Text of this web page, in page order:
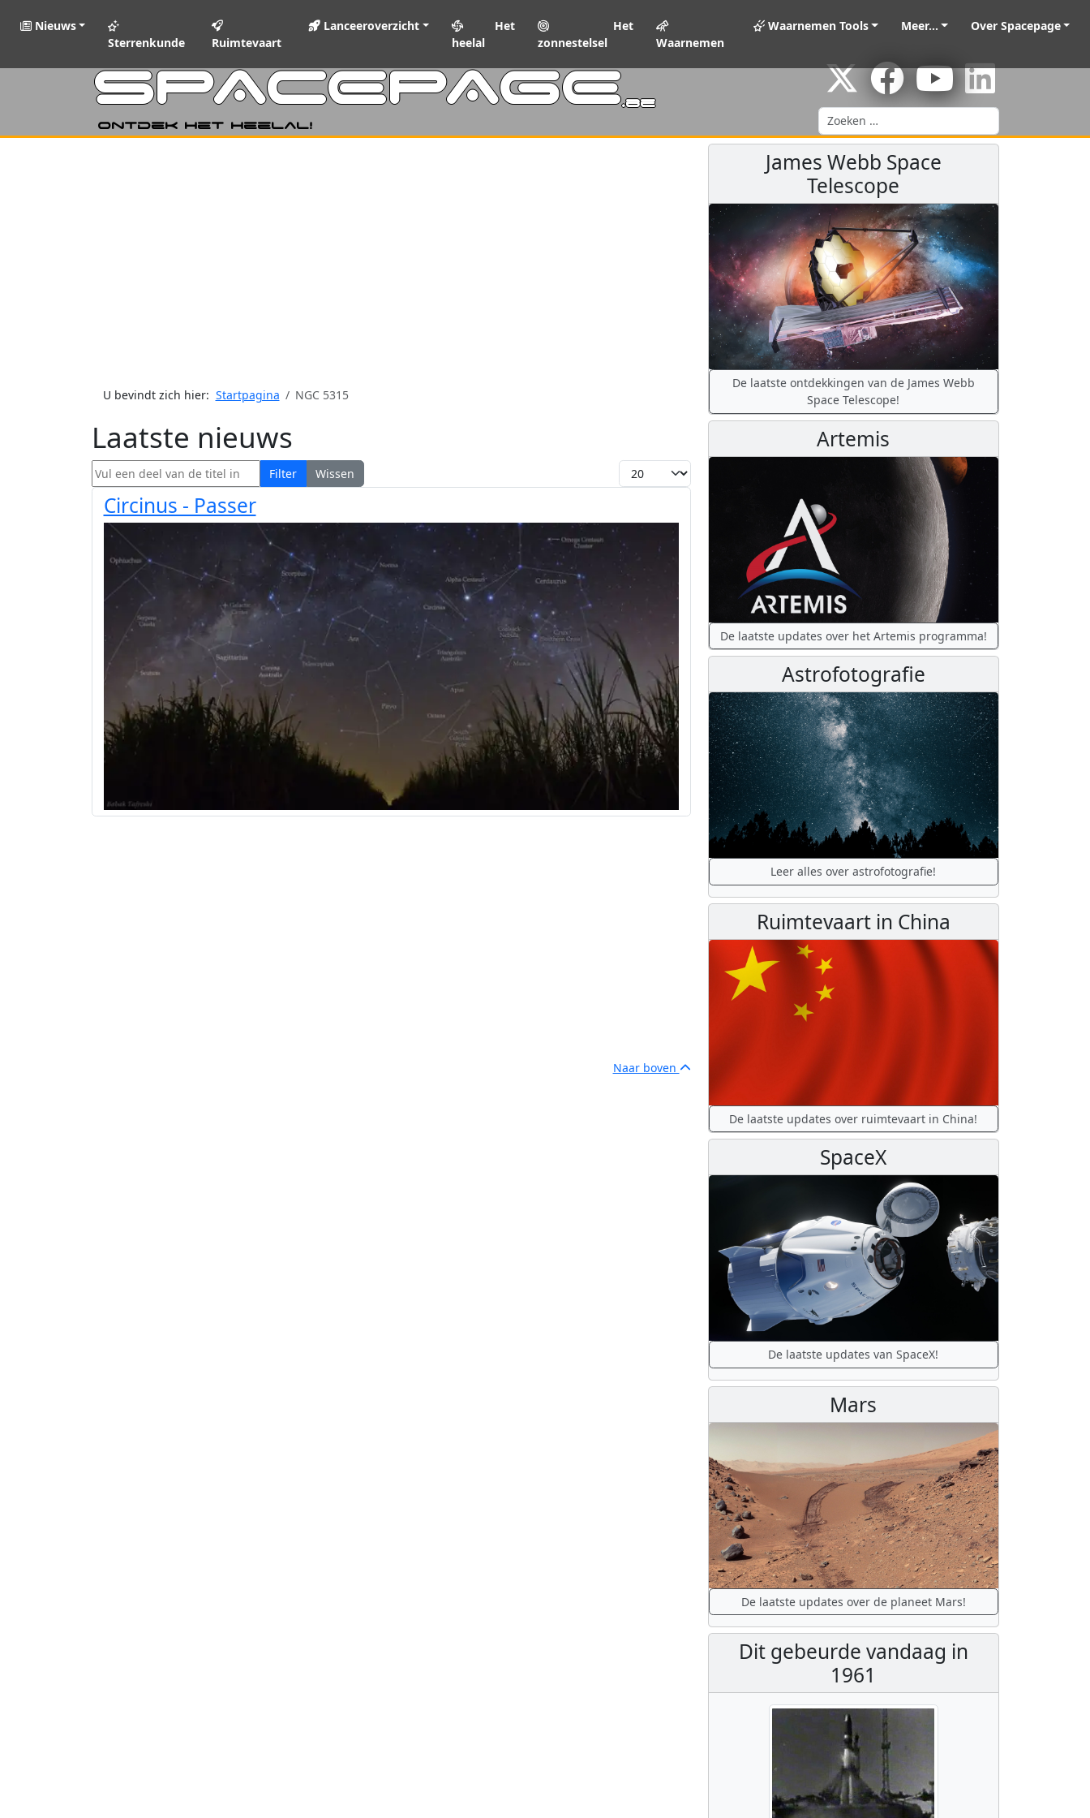
Nieuws
Sterrenkunde
Ruimtevaart
Lanceeroverzicht
Het
heelal
Het
zonnestelsel
Waarnemen
Waarnemen Tools Meer... Over Spacepage
SPACEPAGE.be
Ontdek het heelal!
Zoeken
U bevindt zich hier: Startpagina NGC 5315
Laatste nieuws
Vul een deel van de titel in Filter Wissen Toon #
Circinus - Passer
Naar boven
James Webb Space
Telescope
De laatste ontdekkingen van de James Webb
Space Telescope!
Artemis
De laatste updates over het Artemis programma!
Astrofotografie
Leer alles over astrofotografie!
Ruimtevaart in China
De laatste updates over ruimtevaart in China!
SpaceX
De laatste updates van SpaceX!
Mars
De laatste updates over de planeet Mars!
Dit gebeurde vandaag in
1961